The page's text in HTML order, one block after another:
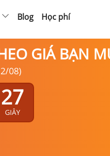
Blog Học phí
GIÁ BẠN
08)
26
GIÂY